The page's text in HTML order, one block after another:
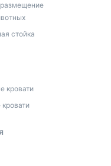
стойка
кровати